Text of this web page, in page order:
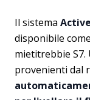
Il sistema
disponibile
mietitrebbie
provenienti dal